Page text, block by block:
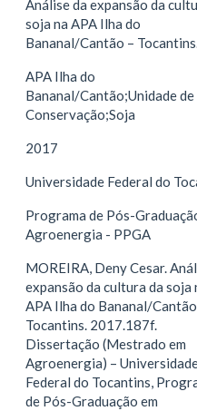
Análise da expansão da
soja na APA Ilha do
Bananal/Cantão –
APA Ilha do
Bananal/Cantão;Unidade de
Conservação;Soja
2017
Universidade Federal do
Programa de Pós-
Agroenergia - PPGA
MOREIRA, Deny Cesar.
expansão da cultura da soja
APA Ilha do Bananal/
Tocantins. 2017.187f.
Dissertação (Mestrado em
Agroenergia) –
Federal do Tocantins,
de Pós-Graduação em